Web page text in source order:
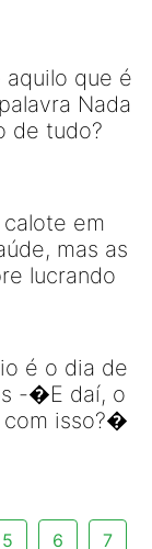
aquilo que é
Nada
de tudo?
em
mas as
lucrando
é o dia de
-�E daí, o
com isso?�
5 6 7